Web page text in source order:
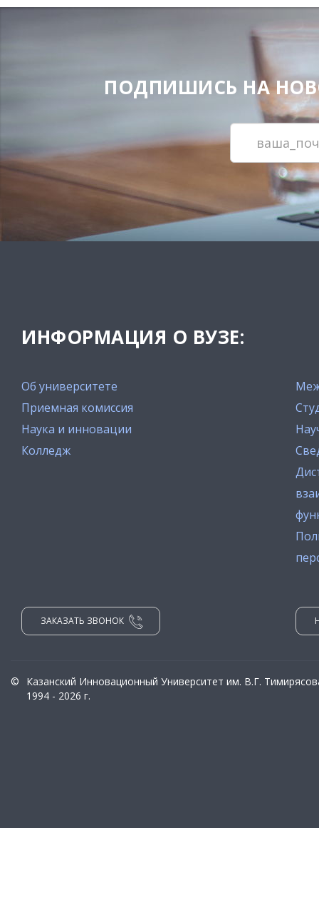
ПОДПИШИСЬ НА
ИНФОРМАЦИЯ О ВУЗЕ:
Об университете
Приемная комиссия
Наука и инновации
Колледж
ЗАКАЗАТЬ ЗВОНОК
©
Казанский Инновационный Университет им. В.Г.
1994 - 2026 г.